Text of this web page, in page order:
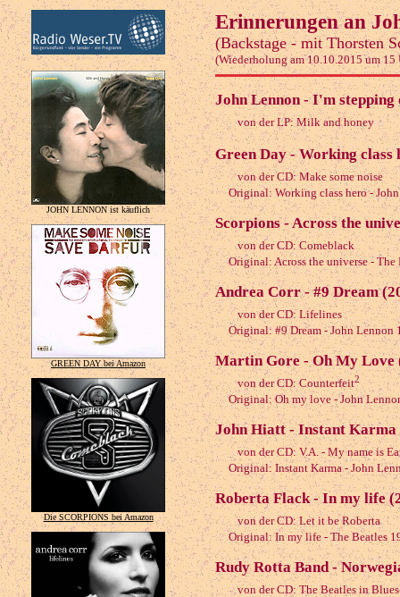
JOHN LENNON ist käuflich
GREEN DAY bei Amazon
Die SCORPIONS bei Amazon
Erinnerungen an
(Backstage - mit Thorsten
(Wiederholung am 10.10.2015 um 15
John Lennon - I'm stepping
von der LP: Milk and honey
Green Day - Working class
von der CD: Make some noise
Original: Working class hero - John
Scorpions - Across the
von der CD: Comeblack
Original: Across the universe - The
Andrea Corr - #9 Dream
von der CD: Lifelines
Original: #9 Dream - John Lennon
Martin Gore - Oh My Love
von der CD: Counterfeit2
Original: Oh my love - John
John Hiatt - Instant Karma
von der CD: V.A. - My name is
Original: Instant Karma - John
Roberta Flack - In my life
von der CD: Let it be Roberta
Original: In my life - The Beatles
Rudy Rotta Band -
von der CD: The Beatles in Blues